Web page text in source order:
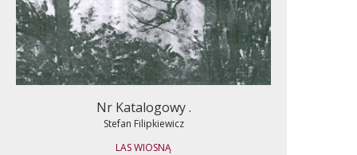
Nr Katalogowy .
Stefan Filipkiewicz
LAS WIOSNĄ